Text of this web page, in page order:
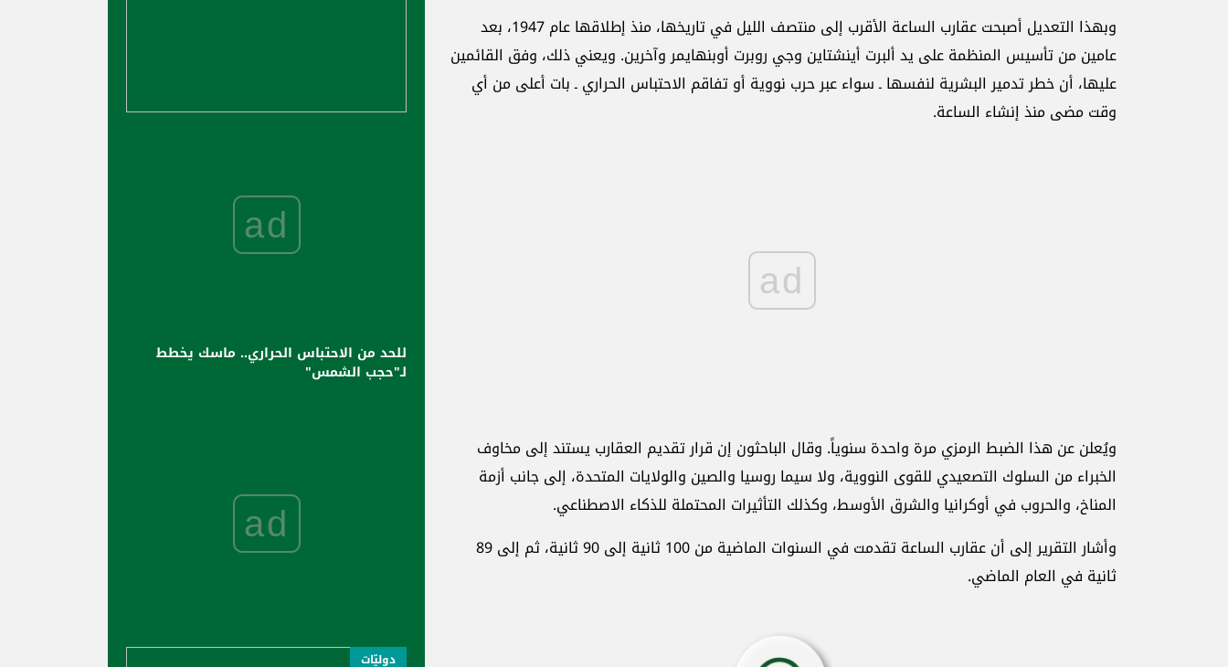
وبهذا التعديل أصبحت عقارب الساعة الأقرب إلى منتصف الليل في تاريخها، منذ إطلاقها عام 1947، بعد
عامين من تأسيس المنظمة على يد ألبرت أينشتاين وجي روبرت أوبنهايمر وآخرين. ويعني ذلك، وفق القائمين
عليها، أن خطر تدمير البشرية لنفسها ـ سواء عبر حرب نووية أو تفاقم الاحتباس الحراري ـ بات أعلى من أي
وقت مضى منذ إنشاء الساعة.
ad
ويُعلن عن هذا الضبط الرمزي مرة واحدة سنوياً. وقال الباحثون إن قرار تقديم العقارب يستند إلى مخاوف
الخبراء من السلوك التصعيدي للقوى النووية، ولا سيما روسيا والصين والولايات المتحدة، إلى جانب أزمة
المناخ، والحروب في أوكرانيا والشرق الأوسط، وكذلك التأثيرات المحتملة للذكاء الاصطناعي.
وأشار التقرير إلى أن عقارب الساعة تقدمت في السنوات الماضية من 100 ثانية إلى 90 ثانية، ثم إلى 89
ثانية في العام الماضي.
ad
للحد من الاحتباس الحراري.. ماسك يخطط
لـ"حجب الشمس"
ad
دوليّات